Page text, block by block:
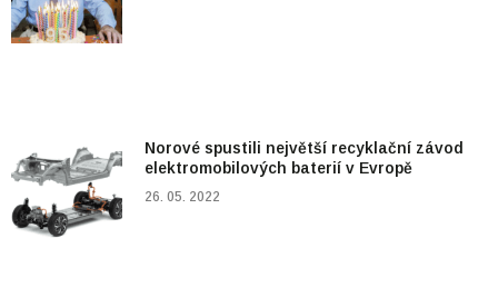
Norové spustili největší recyklační závod
elektromobilových baterií v Evropě
26. 05. 2022